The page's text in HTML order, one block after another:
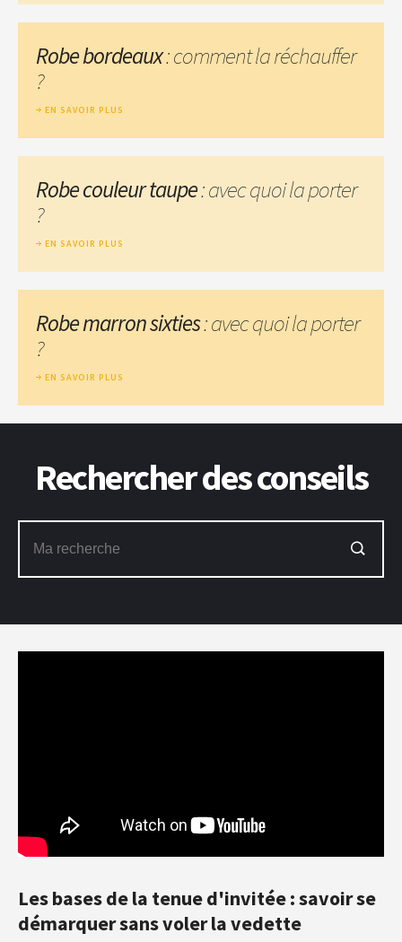
Les bases de la tenue d'invitée : savoir se
démarquer sans voler la vedette
Robe bordeaux: comment la réchauffer
?
EN SAVOIR PLUS
Robe couleur taupe: avec quoi la porter
?
EN SAVOIR PLUS
Robe marron sixties: avec quoi la porter
?
EN SAVOIR PLUS
Rechercher des conseils